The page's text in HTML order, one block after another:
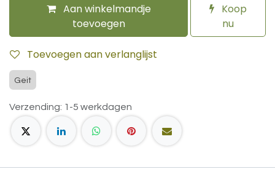
Aan winkelmandje
toevoegen
Koop
nu
Toevoegen aan verlanglijst
Geit
Verzending: 1-5 werkdagen